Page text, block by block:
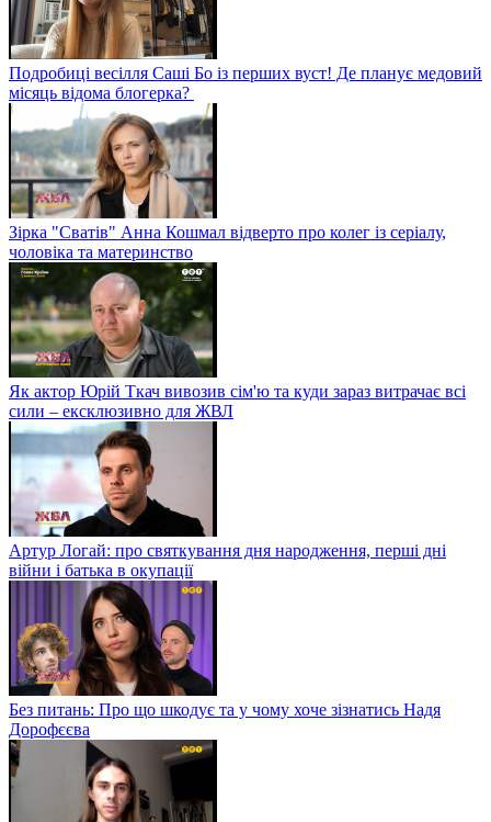
Подробиці весілля Саші Бо із перших вуст! Де планує медовий
місяць відома блогерка?
Зірка "Сватів" Анна Кошмал відверто про колег із серіалу,
чоловіка та материнство
Як актор Юрій Ткач вивозив сім'ю та куди зараз витрачає всі
сили – ексклюзивно для ЖВЛ
Артур Логай: про святкування дня народження, перші дні
війни і батька в окупації
Без питань: Про що шкодує та у чому хоче зізнатись Надя
Дорофєєва